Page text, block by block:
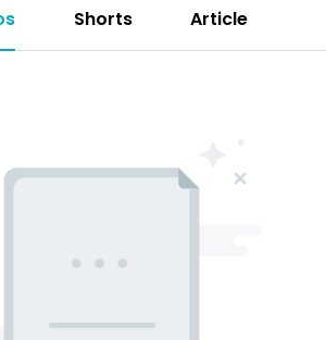
Shorts Article